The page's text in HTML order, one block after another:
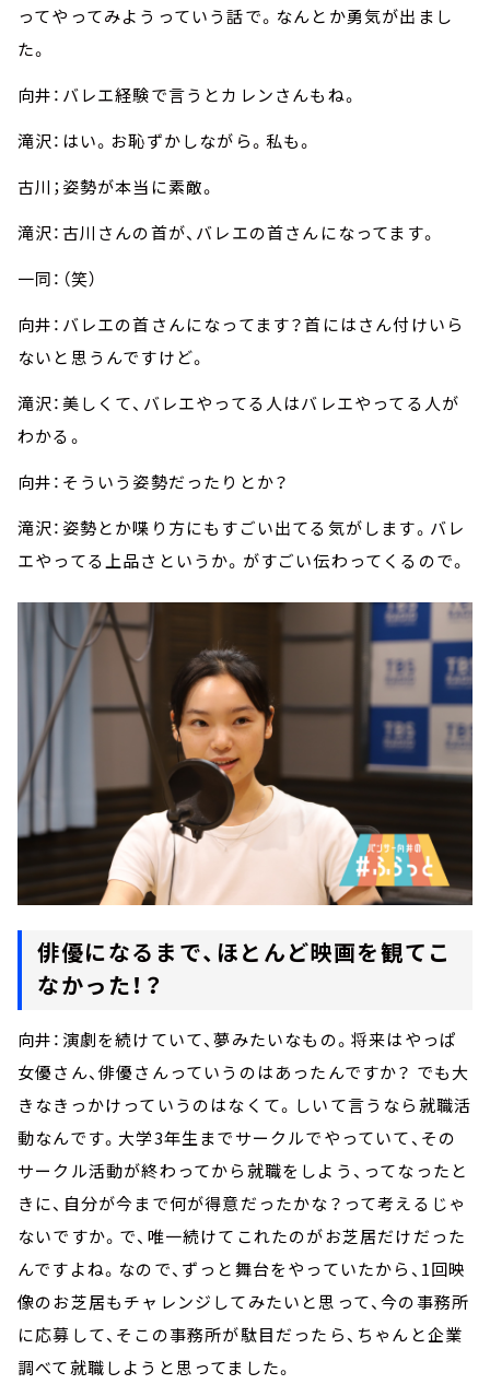
ってやってみようっていう話で。なんとか勇気が出まし
た。
向井：バレエ経験で言うとカレンさんもね。
滝沢：はい。お恥ずかしながら。私も。
古川；姿勢が本当に素敵。
滝沢：古川さんの首が、バレエの首さんになってます。
一同：（笑）
向井：バレエの首さんになってます？首にはさん付けいら
ないと思うんですけど。
滝沢：美しくて、バレエやってる人はバレエやってる人が
わかる。
向井：そういう姿勢だったりとか？
滝沢：姿勢とか喋り方にもすごい出てる気がします。バレ
エやってる上品さというか。がすごい伝わってくるので。
俳優になるまで、ほとんど映画を観てこ
なかった！？
向井：演劇を続けていて、夢みたいなもの。将来はやっぱ
女優さん、俳優さんっていうのはあったんですか？ でも大
きなきっかけっていうのはなくて。しいて言うなら就職活
動なんです。大学3年生までサークルでやっていて、その
サークル活動が終わってから就職をしよう、ってなったと
きに、自分が今まで何が得意だったかな？って考えるじゃ
ないですか。で、唯一続けてこれたのがお芝居だけだった
んですよね。なので、ずっと舞台をやっていたから、1回映
像のお芝居もチャレンジしてみたいと思って、今の事務所
に応募して、そこの事務所が駄目だったら、ちゃんと企業
調べて就職しようと思ってました。